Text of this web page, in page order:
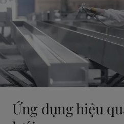
Ứng dụng hiệu